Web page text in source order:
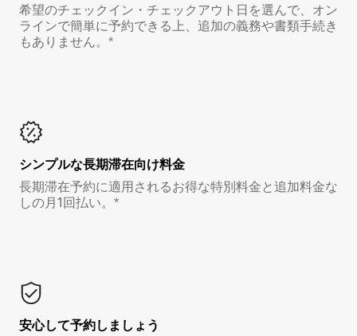
希望のチェックイン・チェックアウト日を選んで、オン
ラインで簡単に予約できる上、追加の義務や書類手続き
もありません。*
シンプルな長期滞在向け料金
長期滞在予約に適用されるお得な特別料金と追加料金な
しの月1回払い。*
安心して予約しましょう